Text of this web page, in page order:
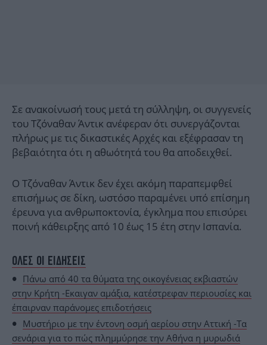
Σε ανακοίνωσή τους μετά τη σύλληψη, οι συγγενείς
του Τζόναθαν Άντικ ανέφεραν ότι συνεργάζονται
πλήρως με τις δικαστικές Αρχές και εξέφρασαν τη
βεβαιότητα ότι η αθωότητά του θα αποδειχθεί.
Ο Τζόναθαν Άντικ δεν έχει ακόμη παραπεμφθεί
επισήμως σε δίκη, ωστόσο παραμένει υπό επίσημη
έρευνα για ανθρωποκτονία, έγκλημα που επισύρει
ποινή κάθειρξης από 10 έως 15 έτη στην Ισπανία.
ΟΛΕΣ ΟΙ ΕΙΔΗΣΕΙΣ
Πάνω από 40 τα θύματα της οικογένειας εκβιαστών
στην Κρήτη -Εκαιγαν αμάξια, κατέστρεφαν περιουσίες και
έπαιρναν παράνομες επιδοτήσεις
Μυστήριο με την έντονη οσμή αερίου στην Αττική -Τα
σενάρια για το πώς πλημμύρησε την Αθήνα η μυρωδιά